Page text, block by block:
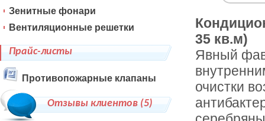
35 кв.м)
Явный
очистки
Зенитные фонари
Вентиляционные решетки
Прайс-листы
Противопожарные клапаны
Отзывы клиентов (5)